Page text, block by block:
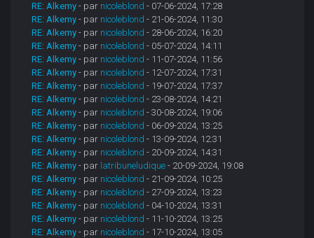
RE: Alkemy - par nicoleblond - 07-06-2024, 17:28
RE: Alkemy - par nicoleblond - 21-06-2024, 11:30
RE: Alkemy - par nicoleblond - 28-06-2024, 16:20
RE: Alkemy - par nicoleblond - 05-07-2024, 14:11
RE: Alkemy - par nicoleblond - 11-07-2024, 11:56
RE: Alkemy - par nicoleblond - 12-07-2024, 17:31
RE: Alkemy - par nicoleblond - 19-07-2024, 17:37
RE: Alkemy - par nicoleblond - 23-08-2024, 14:21
RE: Alkemy - par nicoleblond - 30-08-2024, 19:06
RE: Alkemy - par nicoleblond - 06-09-2024, 13:25
RE: Alkemy - par nicoleblond - 13-09-2024, 12:31
RE: Alkemy - par nicoleblond - 20-09-2024, 14:31
RE: Alkemy - par latribuneludique - 20-09-2024, 19:08
RE: Alkemy - par nicoleblond - 21-09-2024, 10:25
RE: Alkemy - par nicoleblond - 27-09-2024, 13:23
RE: Alkemy - par nicoleblond - 04-10-2024, 13:31
RE: Alkemy - par nicoleblond - 11-10-2024, 13:25
RE: Alkemy - par nicoleblond - 17-10-2024, 13:05